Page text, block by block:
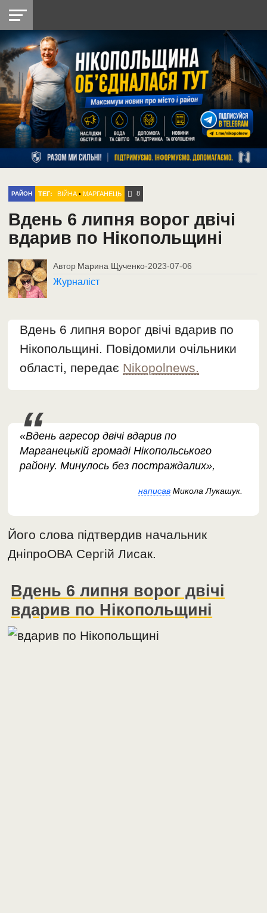
НІКОПОЛЬ
РАЙОН
СІЧЕСЛАВСЬКА
УКРАЇНА
РЕТРО
НІКОПОЛЬ
ЛАЙТ
УКРАЇНА
ДОПОМОГА
РАДІО
РАЙОН ТЕГ: ВІЙНА •МАРГАНЕЦЬ 8
Вдень 6 липня ворог двічі
вдарив по Нікопольщині
Автор Марина Щученко-2023-07-06
Журналіст
Вдень 6 липня ворог двічі вдарив по
Нікопольщині. Повідомили очільники
області, передає Nikopolnews.
«Вдень агресор двічі вдарив по
Марганецькій громаді Нікопольського
району. Минулось без постраждалих»,
написавМикола Лукашук.
Його слова підтвердив начальник
ДніпроОВА Сергій Лисак.
Вдень 6 липня ворог двічі
вдарив по Нікопольщині